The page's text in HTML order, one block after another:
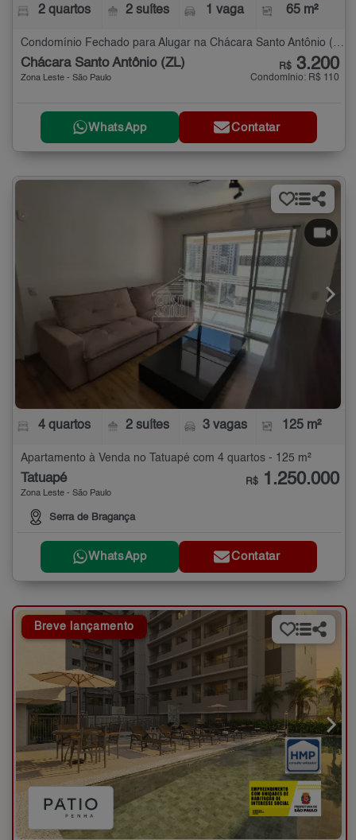
2 quartos 2 suítes 1 vaga 65 m²
Condomínio Fechado para Alugar na Chácara Santo Antônio (ZL) com 2 quartos - 65 m²
Chácara Santo Antônio (ZL)
Zona Leste - São Paulo
R$ 3.200
Condomínio: R$ 110
WhatsApp Contatar
4 quartos 2 suítes 3 vagas 125 m²
Apartamento à Venda no Tatuapé com 4 quartos - 125 m²
Tatuapé
Zona Leste - São Paulo
Serra de Bragança
R$ 1.250.000
WhatsApp Contatar
Breve lançamento